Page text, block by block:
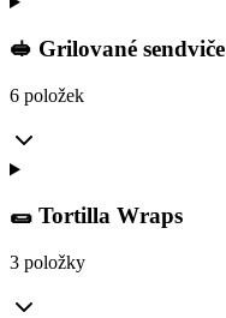
🥪 Grilované sendviče
6 položek
🌯 Tortilla Wraps
3 položky